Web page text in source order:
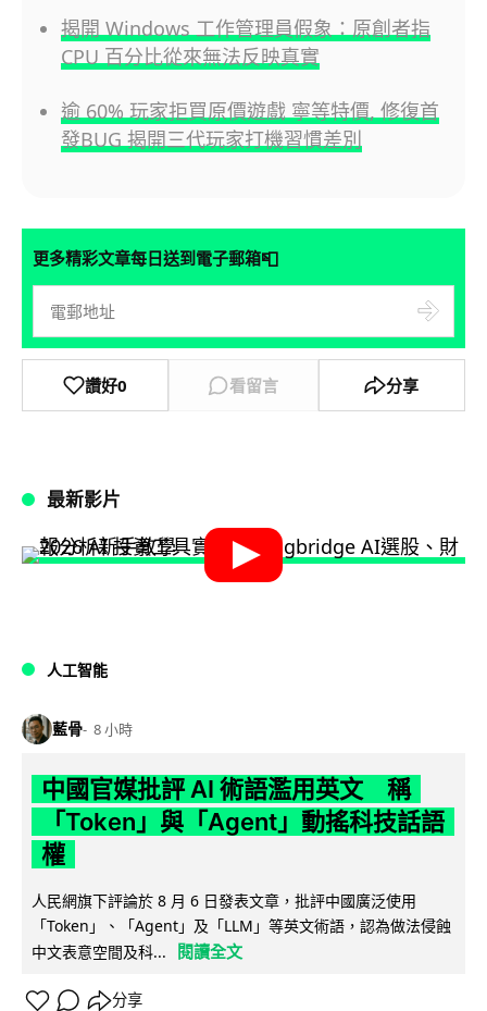
揭開 Windows 工作管理員假象：原創者指
CPU 百分比從來無法反映真實
逾 60% 玩家拒買原價遊戲 寧等特價, 修復首
發BUG 揭開三代玩家打機習慣差別
更多精彩文章每日送到電子郵箱📮
讚好0 看留言 分享
最新影片
人工智能
藍骨 8 小時
中國官媒批評 AI 術語濫用英文 稱
「Token」與「Agent」動搖科技話語
權
人民網旗下評論於 8 月 6 日發表文章，批評中國廣泛使用
「Token」、「Agent」及「LLM」等英文術語，認為做法侵蝕
中文表意空間及科...
閱讀全文
分享